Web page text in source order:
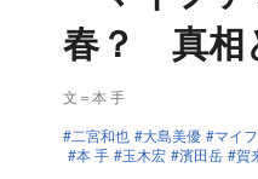
春？ 真相
文＝本 手
二宮和也
大島美優 マイ
本 手
玉木宏 濱田岳 賀